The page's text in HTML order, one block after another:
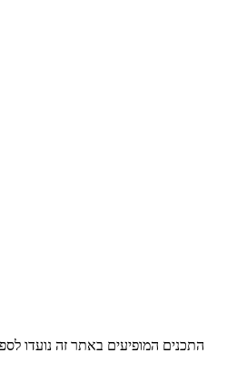
התכנים המופיעים באתר זה נועדו